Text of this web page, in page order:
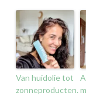
Van huidolie tot
zonneproducten.